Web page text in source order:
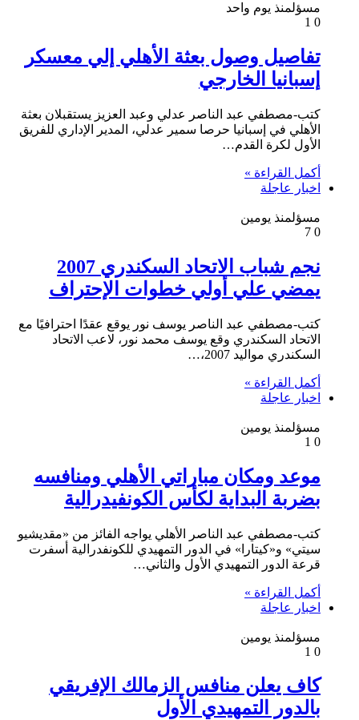
مسؤلمنذ يوم واحد
0
تفاصيل وصول بعثة الأهلي إلي معسكر
إسبانيا الخارجي
كتب-مصطفي عبد الناصر عدلي وعبد العزيز يستقبلان بعثة
الأهلي في إسبانيا حرصا سمير عدلي، المدير الإداري للفريق
الأول لكرة القدم…
أكمل القراءة »
اخبار عاجلة
مسؤلمنذ يومين
0
نجم شباب الاتحاد السكندري 2007
يمضي علي أولي خطوات الإحتراف
كتب-مصطفي عبد الناصر يوسف نور يوقع عقدًا احترافيًا مع
الاتحاد السكندري وقع يوسف محمد نور، لاعب الاتحاد
السكندري مواليد 2007،…
أكمل القراءة »
اخبار عاجلة
مسؤلمنذ يومين
0
موعد ومكان مباراتي الأهلي ومنافسه
بضربة البداية لكأس الكونفيدرالية
كتب-مصطفي عبد الناصر الأهلي يواجه الفائز من «مقديشيو
سيتي» و«كيتارا» في الدور التمهيدي للكونفدرالية أسفرت
قرعة الدور التمهيدي الأول والثاني…
أكمل القراءة »
اخبار عاجلة
مسؤلمنذ يومين
0
كاف يعلن منافس الزمالك الإفريقي
بالدور التمهيدي الأول